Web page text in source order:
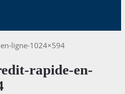
ligne-1024×594
rapide-en-